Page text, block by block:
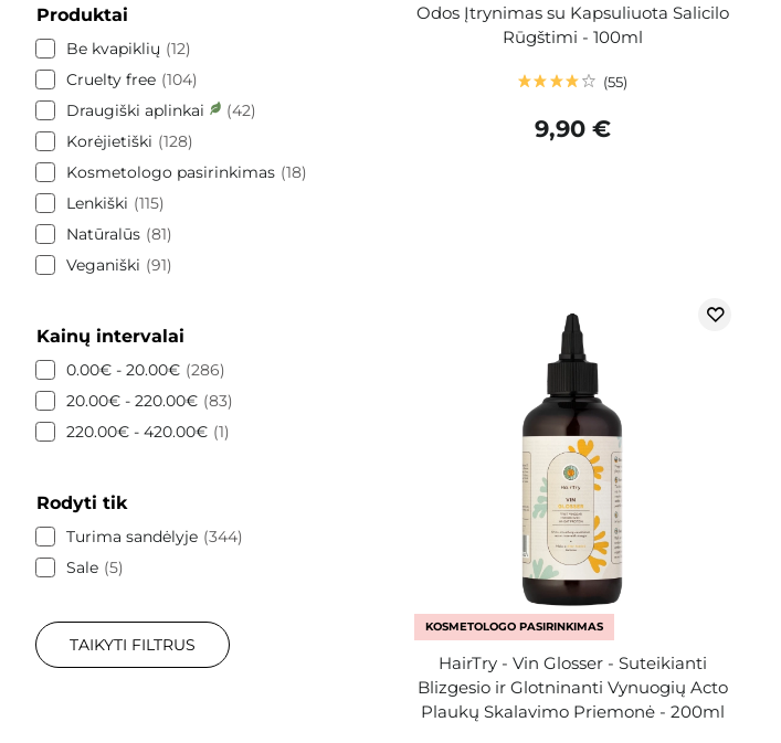
Produktai
Be kvapiklių
12
Cruelty free 104
Draugiški aplinkai
42
Korėjietiški
128
Kosmetologo pasirinkimas 18
Lenkiški
115
Natūralūs 81
Veganiški
91
Kainų intervalai
0.00€ - 20.00€ 286
20.00€ - 220.00€ 83
220.00€ - 420.00€ 1
Rodyti tik
Turima sandėlyje 344
Sale 5
TAIKYTI FILTRUS
Odos Įtrynimas su Kapsuliuota Salicilo
Rūgštimi - 100ml
55
9,90 €
KOSMETOLOGO PASIRINKIMAS
HairTry - Vin Glosser - Suteikianti
Blizgesio ir Glotninanti Vynuogių Acto
Plaukų Skalavimo Priemonė - 200ml